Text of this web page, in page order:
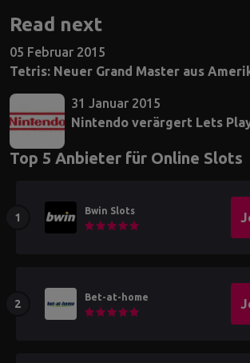
Read next
05 Februar 2015
Tetris: Neuer Grand Master aus
31 Januar 2015
Nintendo verärgert Lets
Top 5 Anbieter für Online Slots
Bwin Slots
Bet-at-home